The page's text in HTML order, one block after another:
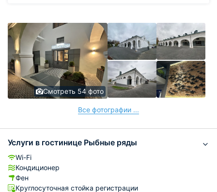
Смотреть 54 фото
Все фотографии ...
Услуги в гостинице Рыбные ряды
Wi-Fi
Кондиционер
Фен
Круглосуточная стойка регистрации